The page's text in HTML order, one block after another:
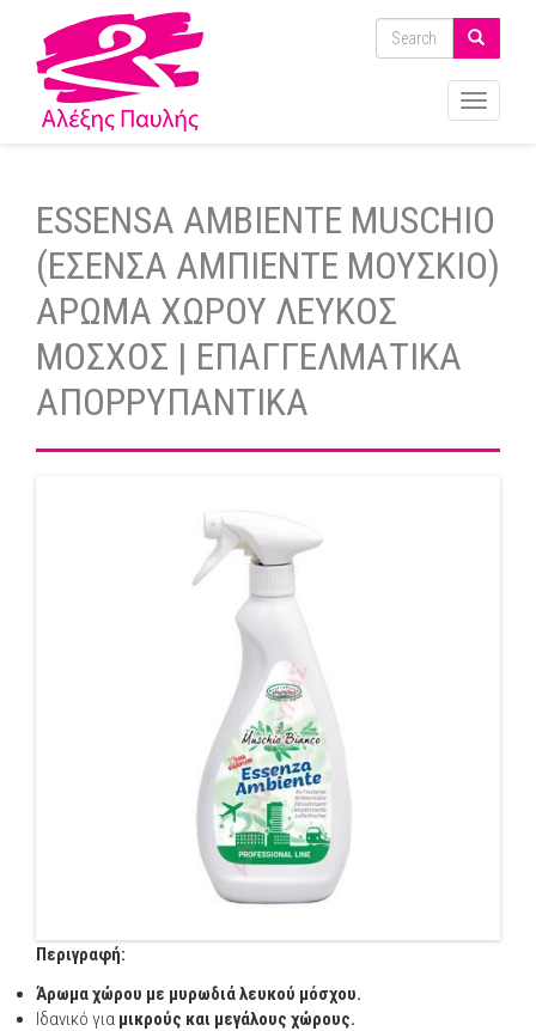
ESSENSA AMBIENTE MUSCHIO
(ΕΣΕΝΣΑ ΑΜΠΙΕΝΤΕ ΜΟΥΣΚΙΟ)
ΑΡΩΜΑ ΧΩΡΟΥ ΛΕΥΚΟΣ
ΜΟΣΧΟΣ | ΕΠΑΓΓΕΛΜΑΤΙΚΑ
ΑΠΟΡΡΥΠΑΝΤΙΚΑ
Περιγραφή:
Άρωμα χώρου με μυρωδιά λευκού μόσχου.
Ιδανικό για μικρούς και μεγάλους χώρους.
Toggle